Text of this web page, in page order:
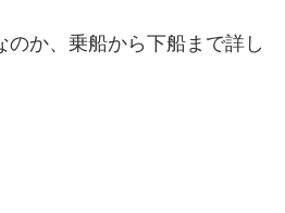
のか、乗船から下船まで詳し